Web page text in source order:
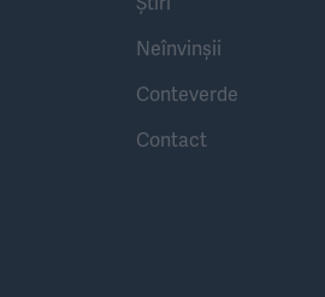
Neînvinșii
Conteverde
Contact